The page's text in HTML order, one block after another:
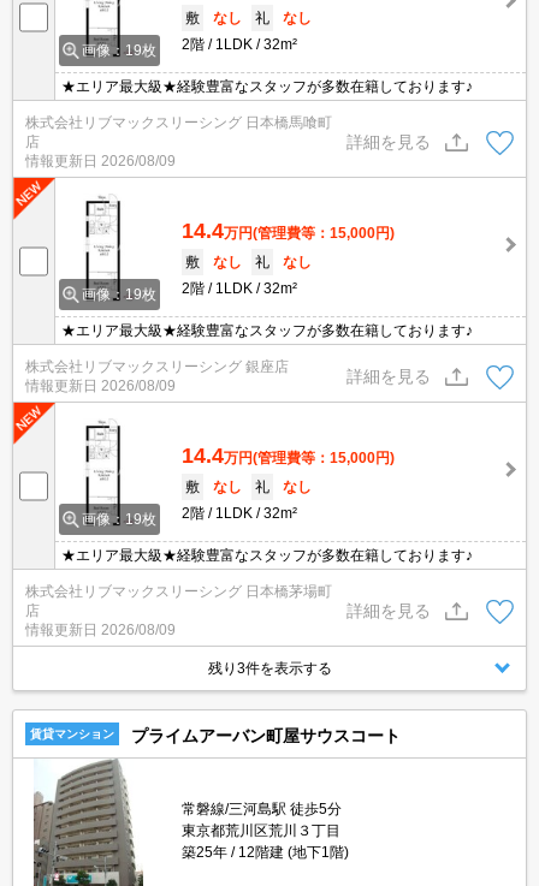
画像：19枚
敷
なし 礼
なし
2階
1LDK 32m²
★エリア最大級★経験豊富なスタッフが多数在籍しております♪
株式会社リブマックスリーシング 日本橋馬喰町
店
情報更新日 2026/08/09
詳細を見る
画像：19枚
14.4万円(管理費等：15,000円)
敷
なし 礼
なし
2階
1LDK 32m²
★エリア最大級★経験豊富なスタッフが多数在籍しております♪
株式会社リブマックスリーシング 銀座店
情報更新日 2026/08/09
詳細を見る
画像：19枚
14.4万円(管理費等：15,000円)
敷
なし 礼
なし
2階
1LDK 32m²
★エリア最大級★経験豊富なスタッフが多数在籍しております♪
株式会社リブマックスリーシング 日本橋茅場町
店
情報更新日 2026/08/09
詳細を見る
残り3件を表示する
賃貸マンション プライムアーバン町屋サウスコート
常磐線/三河島駅 徒歩5分
東京都荒川区荒川３丁目
築25年
12階建 (地下1階)